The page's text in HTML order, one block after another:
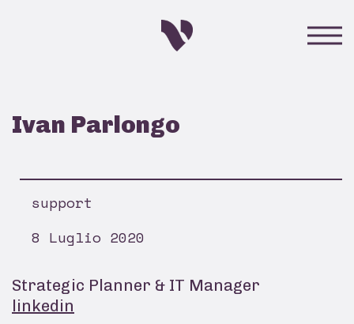
Ivan Parlongo
support
8 Luglio 2020
Strategic Planner & IT Manager
linkedin